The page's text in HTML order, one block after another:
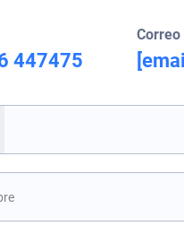
447475
deja este campo vacío.